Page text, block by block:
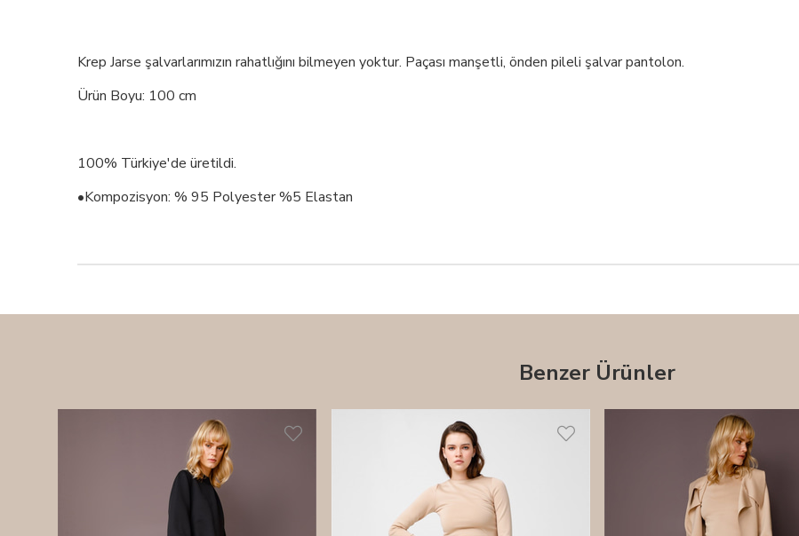
Krep Jarse şalvarlarımızın rahatlığını bilmeyen yoktur. Paçası manşetli, önden pileli şalvar pantolon.
Ürün Boyu: 100 cm
100% Türkiye'de üretildi.
•Kompozisyon: % 95 Polyester %5 Elastan
Benzer Ürünler